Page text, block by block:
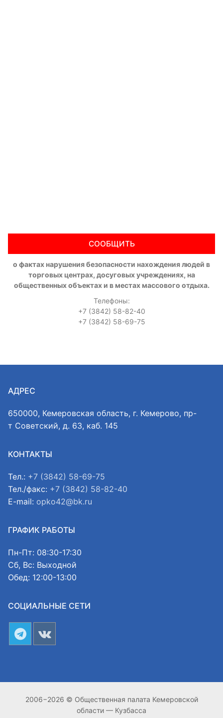
СООБЩИТЬ
о фактах нарушения безопасности нахождения людей в
торговых центрах, досуговых учреждениях, на
общественных объектах и в местах массового отдыха.
Телефоны:
+7 (3842) 58-82-40
+7 (3842) 58-69-75
АДРЕС
650000, Кемеровская область, г. Кемерово, пр-
т Советский, д. 63, каб. 145
КОНТАКТЫ
Тел.: +7 (3842) 58-69-75
Тел./факс: +7 (3842) 58-82-40
E-mail: opko42@bk.ru
ГРАФИК РАБОТЫ
Пн-Пт: 08:30-17:30
Сб, Вс: Выходной
Обед: 12:00-13:00
СОЦИАЛЬНЫЕ СЕТИ
2006−2026 © Общественная палата Кемеровской
области — Кузбасса